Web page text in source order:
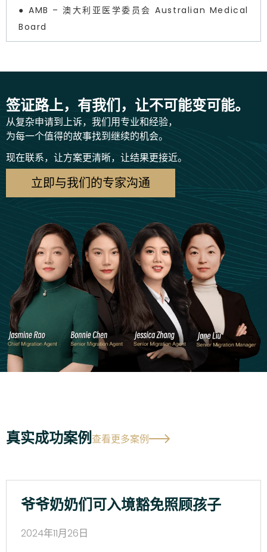
● AMB – 澳大利亚医学委员会 Australian Medical
Board
签证路上，有我们，让不可能变可能。
从复杂申请到上诉，我们用专业和经验，
为每一个值得的故事找到继续的机会。
现在联系，让方案更清晰，让结果更接近。
立即与我们的专家沟通
真实成功案例查看更多案例
爷爷奶奶们可入境豁免照顾孩子
2024年11月26日